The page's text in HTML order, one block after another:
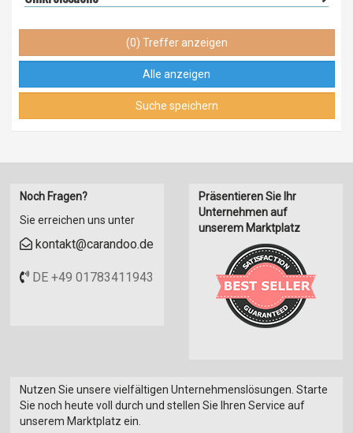
Mitarbeiterrabatte
(0) Treffer anzeigen
Alle anzeigen
Suche speichern
Noch Fragen?
Sie erreichen uns unter
kontakt@carandoo.de
DE +49 01783411943
Präsentieren Sie Ihr
Unternehmen auf
unserem Marktplatz
Nutzen Sie unsere vielfältigen Unternehmenslösungen. Starte
Sie noch heute voll durch und stellen Sie Ihren Service auf
unserem Marktplatz ein.